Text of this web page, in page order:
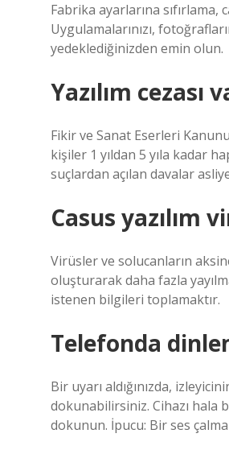
Fabrika ayarlarına
Uygulamalarınızı,
yedeklediğinizden emin olun.
Yazılım cezası
Fikir ve Sanat Eserleri
kişiler 1 yıldan 5 yıla kadar
suçlardan açılan davalar
Casus yazılım
Virüsler ve solucanların
oluşturarak daha fazla
istenen bilgileri toplamaktır.
Telefonda
Bir uyarı aldığınızda,
dokunabilirsiniz. Cihazı hala
dokunun. İpucu: Bir ses